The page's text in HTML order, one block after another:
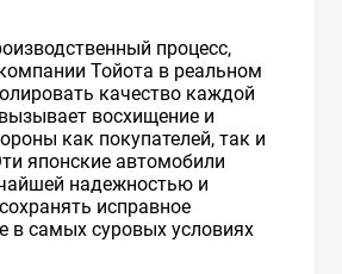
процесс,
Тойота в реальном
качество каждой
восхищение и
как покупателей, так и
японские автомобили
надежностью и
исправное
в самых суровых условиях